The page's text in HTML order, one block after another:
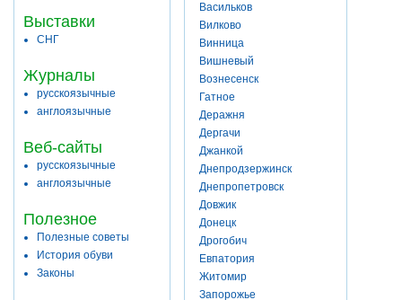
Выставки
СНГ
Журналы
русскоязычные
англоязычные
Веб-сайты
русскоязычные
англоязычные
Полезное
Полезные советы
История обуви
Законы
Васильков
Вилково
Винница
Вишневый
Вознесенск
Гатное
Деражня
Дергачи
Джанкой
Днепродзержинск
Днепропетровск
Довжик
Донецк
Дрогобич
Евпатория
Житомир
Запорожье